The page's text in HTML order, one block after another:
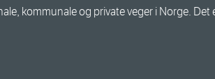
kommunale og private veger i Norge. Det